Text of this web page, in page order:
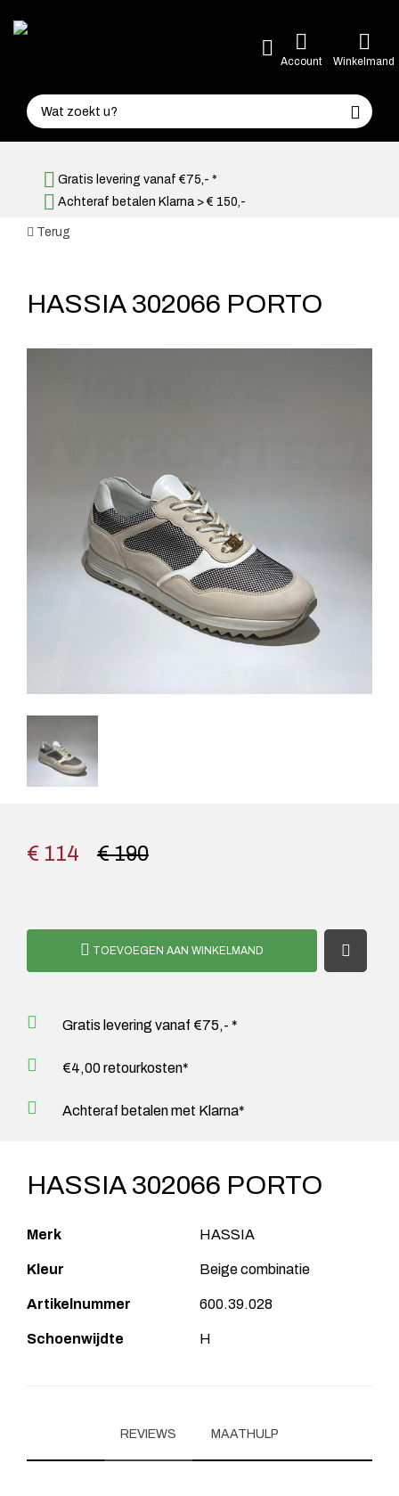
Account Winkelmand
Gratis levering vanaf €75,- *
Achteraf betalen Klarna > € 150,-
Terug
HASSIA 302066 PORTO
€ 190
€ 114
TOEVOEGEN AAN WINKELMAND
Gratis levering vanaf €75,- *
€4,00 retourkosten*
Achteraf betalen met Klarna*
HASSIA 302066 PORTO
Merk HASSIA
Kleur Beige combinatie
Artikelnummer 600.39.028
Schoenwijdte H
REVIEWS MAATHULP